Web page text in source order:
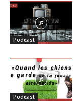
Podcast
Podcast